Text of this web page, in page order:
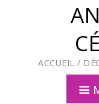
ACCUEIL /